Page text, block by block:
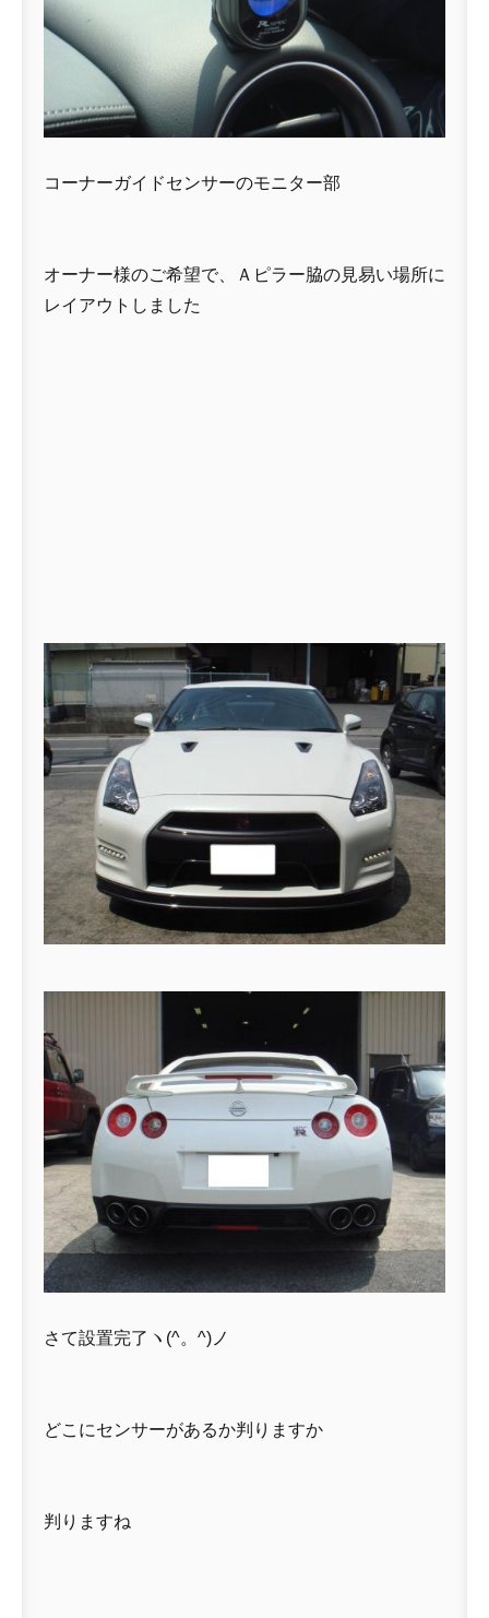
コーナーガイドセンサーのモニター部
オーナー様のご希望で、Ａピラー脇の見易い場所に
レイアウトしました
さて設置完了ヽ(^。^)ノ
どこにセンサーがあるか判りますか
判りますね